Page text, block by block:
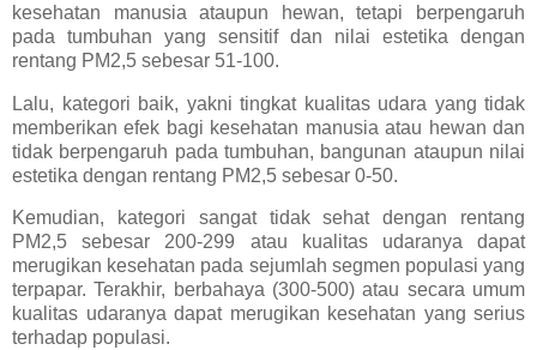
kesehatan manusia ataupun hewan, tetapi berpengaruh
pada tumbuhan yang sensitif dan nilai estetika dengan
rentang PM2,5 sebesar 51-100.
Lalu, kategori baik, yakni tingkat kualitas udara yang tidak
memberikan efek bagi kesehatan manusia atau hewan dan
tidak berpengaruh pada tumbuhan, bangunan ataupun nilai
estetika dengan rentang PM2,5 sebesar 0-50.
Kemudian, kategori sangat tidak sehat dengan rentang
PM2,5 sebesar 200-299 atau kualitas udaranya dapat
merugikan kesehatan pada sejumlah segmen populasi yang
terpapar. Terakhir, berbahaya (300-500) atau secara umum
kualitas udaranya dapat merugikan kesehatan yang serius
terhadap populasi.